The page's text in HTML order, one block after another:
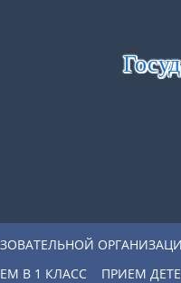
В 1 КЛАСС
ПРИЕМ